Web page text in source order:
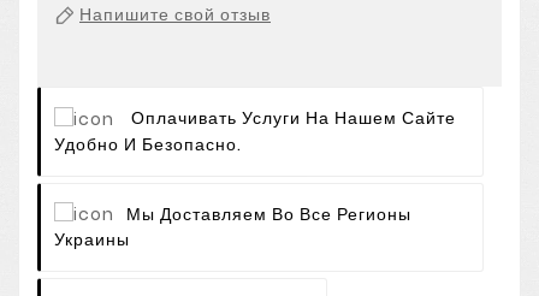
Напишите свой отзыв
Оплачивать Услуги На Нашем Сайте
Удобно И Безопасно.
Мы Доставляем Во Все Регионы
Украины